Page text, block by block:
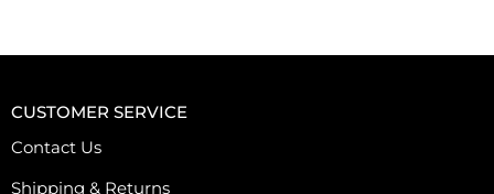
CUSTOMER SERVICE
Contact Us
Shipping & Returns